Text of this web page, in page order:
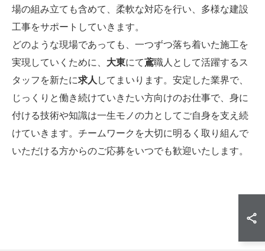
場の組み立ても含めて、柔軟な対応を行い、多様な建設
工事をサポートしていきます。
どのような現場であっても、一つずつ落ち着いた施工を
実現していくために、 大東にて鳶職人として活躍するス
タッフを新たに求人してまいります。安定した業界で、
じっくりと働き続けていきたい方向けのお仕事で、身に
付ける技術や知識は一生モノの力としてご自身を支え続
けていきます。チームワークを大切に明るく取り組んで
いただける方からのご応募をいつでも歓迎いたします。